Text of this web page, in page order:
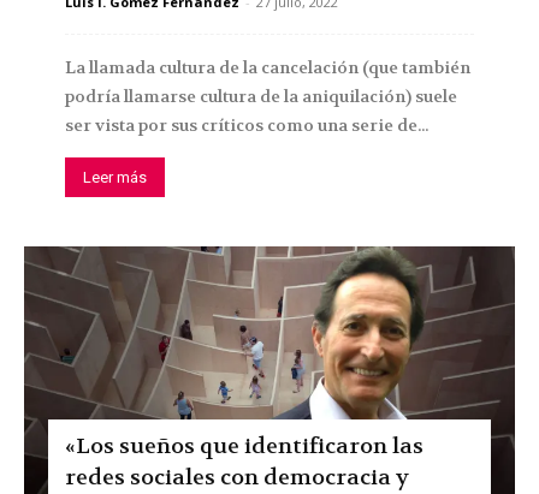
La llamada cultura de la cancelación (que también
podría llamarse cultura de la aniquilación) suele
ser vista por sus críticos como una serie de...
Leer más
«Los sueños que identificaron las
redes sociales con democracia y